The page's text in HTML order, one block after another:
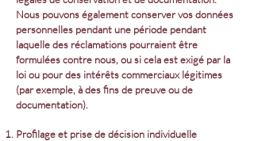
Nous pouvons également conserver vos données
personnelles pendant une période pendant
laquelle des réclamations pourraient être
formulées contre nous, ou si cela est exigé par la
loi ou pour des intérêts commerciaux légitimes
(par exemple, à des fins de preuve ou de
documentation).
Profilage et prise de décision individuelle